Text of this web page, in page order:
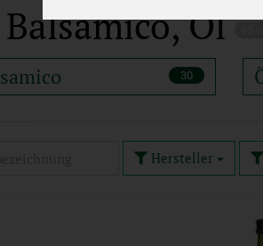
Balsamico, Öl
30
Hersteller